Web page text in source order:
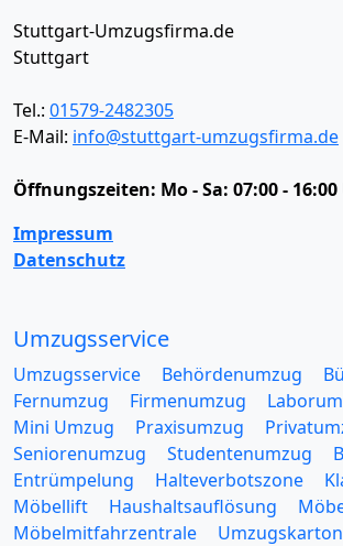
Stuttgart-Umzugsfirma.de
Stuttgart
Tel.: 01579-2482305
E-Mail: info@stuttgart-umzugsfirma.de
Öffnungszeiten: Mo - Sa: 07:00 -
Impressum
Datenschutz
Umzugsservice
Umzugsservice Behördenumzug
Fernumzug
Firmenumzug
Mini Umzug
Praxisumzug
Seniorenumzug
Studentenumzug
Entrümpelung
Halteverbotszone
Möbellift
Haushaltsauflösung
Möbelmitfahrzentrale